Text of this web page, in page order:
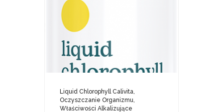
Liquid Chlorophyll Calivita,
Oczyszczanie Organizmu,
Właściwości Alkalizujące